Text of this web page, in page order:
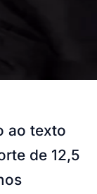
ao texto
de 12,5